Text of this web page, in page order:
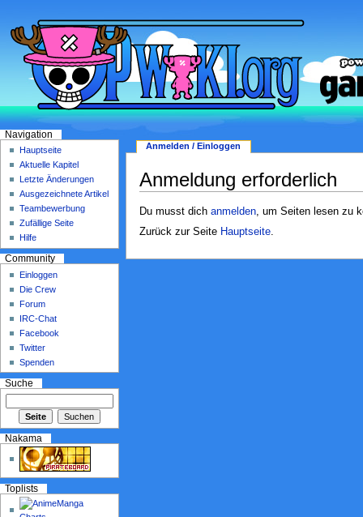
Anmeldung erforderlich
Du musst dich anmelden, um Seiten lesen zu
Zurück zur Seite Hauptseite.
Anmelden / Einloggen
Navigation
Hauptseite
Aktuelle Kapitel
Letzte Änderungen
Ausgezeichnete Artikel
Teambewerbung
Zufällige Seite
Hilfe
Community
Einloggen
Die Crew
Forum
IRC-Chat
Facebook
Twitter
Spenden
Suche
Nakama
Toplists